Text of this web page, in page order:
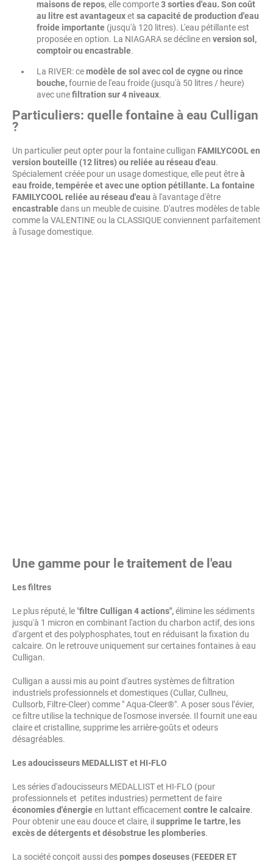
maisons de repos, elle comporte3 sorties d'eau. Son coût
au litre est avantageuxet sa capacité de production d'eau
froide importante (jusqu'à 120 litres). L'eau pétillante est
proposée en option. La NIAGARA se décline en version sol,
comptoir ou encastrable.
La RIVER: cemodèle de sol avec col de cygne ou rince
bouche,fournie de l'eau froide (jusqu'à 50 litres / heure)
avec unefiltration sur 4 niveaux.
Particuliers: quelle fontaine à eau Culligan
?
Un particulier peut opter pour la fontaine culligan FAMILYCOOL en
version bouteille (12 litres) ou reliée au réseau d'eau.
Spécialement créée pour un usage domestique, elle peut êtreà
eau froide, tempérée et avec une option pétillante. La fontaine
FAMILYCOOL reliée au réseau d'eau à l'avantage d'être
encastrabledans un meuble de cuisine. D'autres modèles de table
comme la VALENTINE ou la CLASSIQUE conviennent parfaitement
à l'usage domestique.
Une gamme pour le traitement de l'eau
Les filtres
Le plus réputé, le "filtre Culligan 4 actions",élimine les sédiments
jusqu'à 1 micron en combinant l'action du charbon actif, des ions
d'argent et des polyphosphates, tout en réduisant la fixation du
calcaire. On le retrouve uniquement sur certaines fontaines à eau
Culligan.
Culligan a aussi mis au point d'autres systèmes de filtration
industriels professionnels et domestiques (Cullar, Cullneu,
Cullsorb, Filtre-Cleer) comme " Aqua-Cleer®". A poser sous l’évier,
ce filtre utilise la technique de l'osmose inversée. Il fournit une eau
claire et cristalline, supprime les arrière-goûts et odeurs
désagréables.
Les adoucisseurs MEDALLIST et HI-FLO
Les séries d'adoucisseurs MEDALLIST et HI-FLO (pour
professionnels et petites industries) permettent de faire
économies d'énergieen luttant efficacement contre le calcaire.
Pour obtenir une eau douce et claire, il supprime le tartre, les
excès de détergents et désobstrue les plomberies.
La société conçoit aussi despompes doseuses (FEEDER ET